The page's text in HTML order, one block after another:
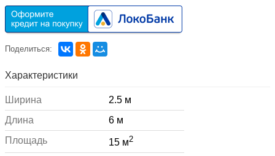
Поделиться:
Характеристики
Ширина
2.5 м
Длина
6 м
Площадь
15 м2